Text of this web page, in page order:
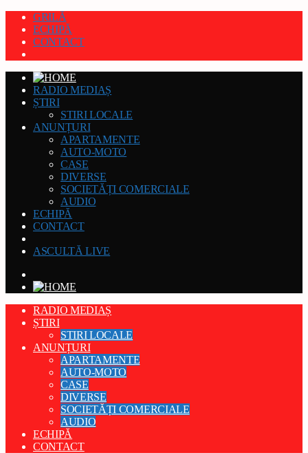
GRILĂ
ECHIPĂ
CONTACT
RADIO MEDIAȘ
ȘTIRI
STIRI LOCALE
ANUNȚURI
APARTAMENTE
AUTO-MOTO
CASE
DIVERSE
SOCIETĂȚI COMERCIALE
AUDIO
ECHIPĂ
CONTACT
ASCULTĂ LIVE
RADIO MEDIAȘ
ȘTIRI
STIRI LOCALE
ANUNȚURI
APARTAMENTE
AUTO-MOTO
CASE
DIVERSE
SOCIETĂȚI COMERCIALE
AUDIO
ECHIPĂ
CONTACT